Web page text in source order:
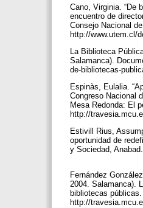
Cano, Virginia. “De
encuentro de
Consejo Nacional
http://www.utem.cl/
La Biblioteca
Salamanca).
de-bibliotecas-
Espinàs, Eulalia.
Congreso Nacional
Mesa Redonda: El
http://
Estivill Rius,
oportunidad de
y Sociedad,
Fernández
2004. Salamanca).
bibliotecas
http://